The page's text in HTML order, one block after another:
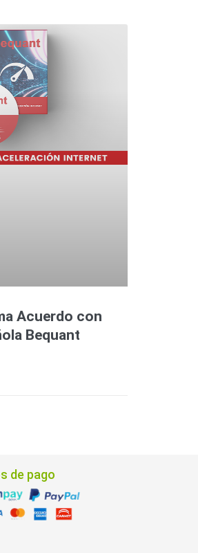
Acuerdo con
Bequant
de pago